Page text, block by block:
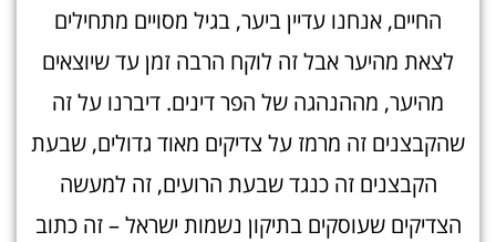
החיים, אנחנו עדיין ביער, בגיל מסויים מתחילים
לצאת מהיער אבל זה לוקח הרבה זמן עד שיוצאים
מהיער, מההנהגה של הפר דינים. דיברנו על זה
שהקבצנים זה מרמז על צדיקים מאוד גדולים, שבעת
הקבצנים זה כנגד שבעת הרועים, זה למעשה
הצדיקים שעוסקים בתיקון נשמות ישראל – זה כתוב